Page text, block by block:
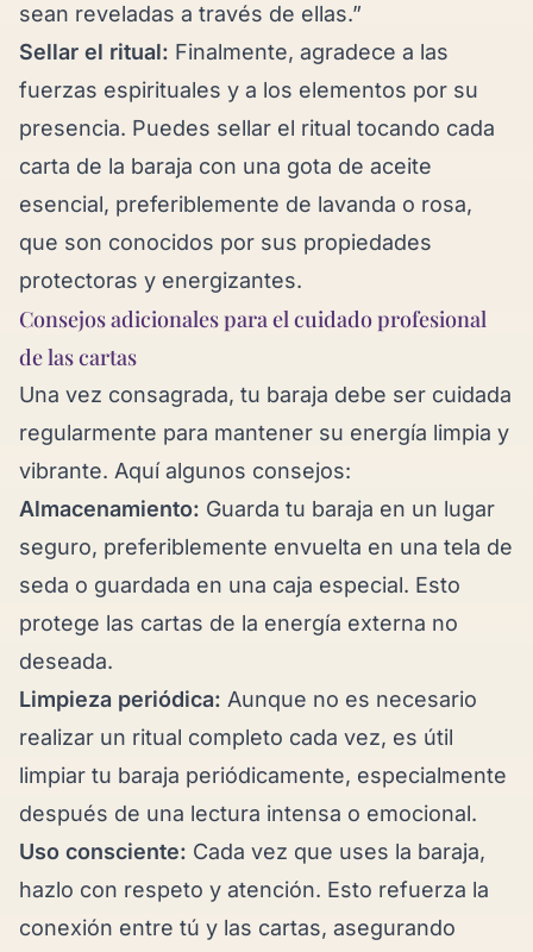
sean reveladas a través de ellas.”
Sellar el ritual: Finalmente, agradece a las
fuerzas espirituales y a los elementos por su
presencia. Puedes sellar el ritual tocando cada
carta de la baraja con una gota de aceite
esencial, preferiblemente de lavanda o rosa,
que son conocidos por sus propiedades
protectoras y energizantes.
Consejos adicionales para el cuidado profesional
de las cartas
Una vez consagrada, tu baraja debe ser cuidada
regularmente para mantener su energía limpia y
vibrante. Aquí algunos consejos:
Almacenamiento: Guarda tu baraja en un lugar
seguro, preferiblemente envuelta en una tela de
seda o guardada en una caja especial. Esto
protege las cartas de la energía externa no
deseada.
Limpieza periódica: Aunque no es necesario
realizar un ritual completo cada vez, es útil
limpiar tu baraja periódicamente, especialmente
después de una lectura intensa o emocional.
Uso consciente: Cada vez que uses la baraja,
hazlo con respeto y atención. Esto refuerza la
conexión entre tú y las cartas, asegurando